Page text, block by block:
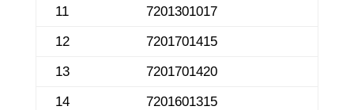
11
7201301017
12
7201701415
13
7201701420
14
7201601315